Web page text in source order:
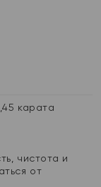
карата
чистота и
от